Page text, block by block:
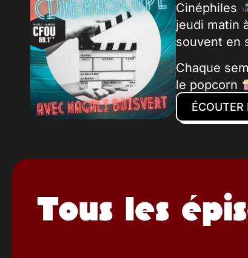
Cinéphiles
jeudi matin
souvent en
Chaque
le popcorn
ÉCOUTER
Tous les